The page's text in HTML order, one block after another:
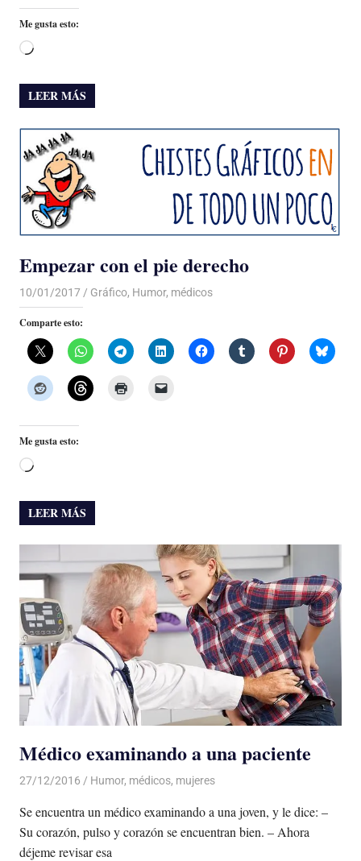
Me gusta esto:
Cargando...
LEER MÁS
Empezar con el pie derecho
10/01/2017 Luis Castellanos
Gráfico, Humor, médicos
Comparte esto:
Me gusta esto:
Cargando...
LEER MÁS
Médico examinando a una paciente
27/12/2016 Luis Castellanos
Humor, médicos, mujeres
Se encuentra un médico examinando a una joven, y le dice: –
Su corazón, pulso y corazón se encuentran bien. – Ahora
déjeme revisar esa